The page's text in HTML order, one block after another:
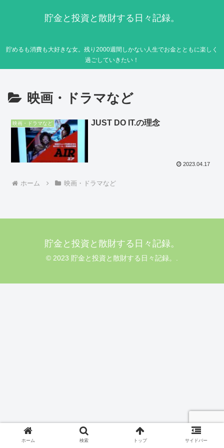
貯金と投資と散財する日々記録。
貯めるも消費も大好きな女。残り2000週間しかない人生でお金とともに楽しく
過ごしていきたい！
映画・ドラマなど
映画・ドラマなど JUST DO IT.の理念
2023.04.17
ホーム 映画・ドラマなど
貯金と投資と散財する日々記録。
© 2023 貯金と投資と散財する日々記録。.
ホーム 検索 トップ サイドバー